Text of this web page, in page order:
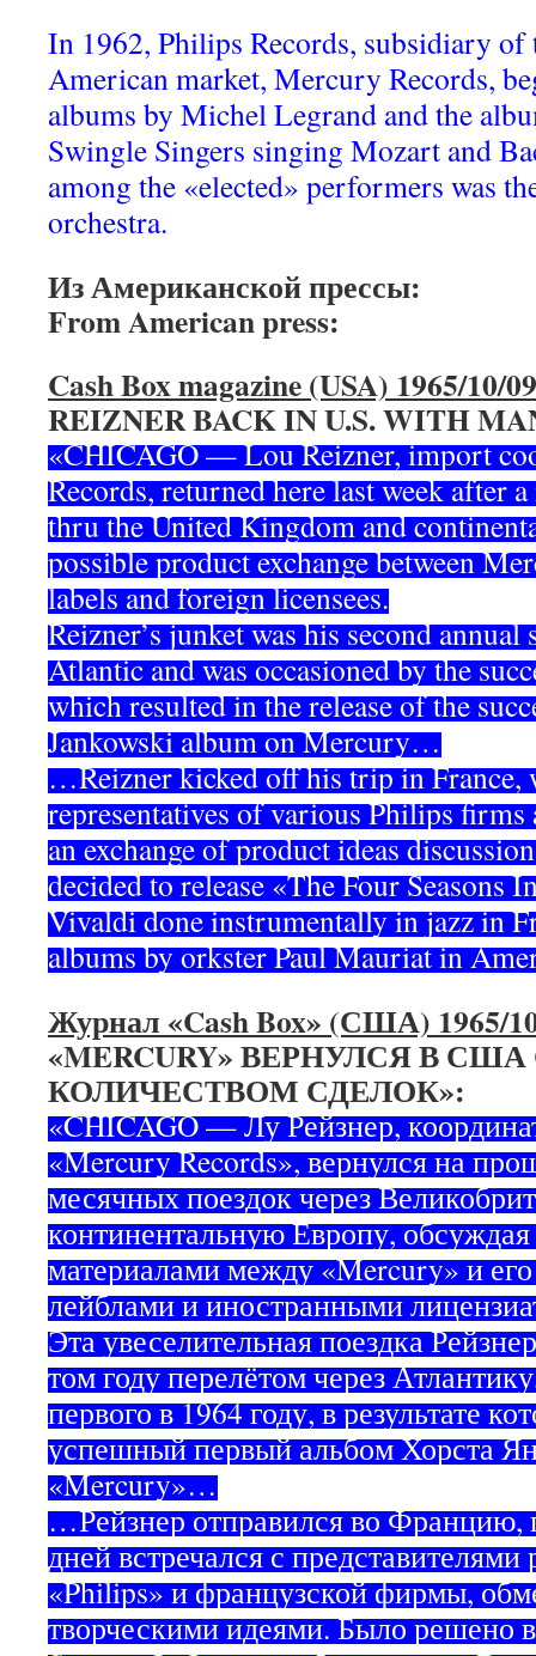
In 1962, Philips Records, subsidiary of
American market, Mercury Records,
albums by Michel Legrand and the
Swingle Singers singing Mozart and
among the «elected» performers was
orchestra.
Из Американской прессы:
From American press:
Cash Box magazine (USA) 1965/10/09
REIZNER BACK IN U.S. WITH
«CHICAGO — Lou Reizner, import
Records, returned here last week after
thru the United Kingdom and
possible product exchange between
labels and foreign licensees.
Reizner’s junket was his second annual
Atlantic and was occasioned by the
which resulted in the release of the
Jankowski album on Mercury…
…Reizner kicked off his trip in France,
representatives of various Philips
an exchange of product ideas
decided to release «The Four Seasons
Vivaldi done instrumentally in jazz in
albums by orkster Paul Mauriat in
Журнал «Cash Box» (США) 1965/
«MERCURY» ВЕРНУЛСЯ В
КОЛИЧЕСТВОМ СДЕЛОК»:
«CHICAGO — Лу Рейзнер,
«Mercury Records», вернулся на
месячных поездок через
континентальную Европу,
материалами между «Mercury» и
лейблами и иностранными
Эта увеселительная поездка
том году перелётом через
первого в 1964 году, в результате
успешный первый альбом Хорста
«Mercury»…
…Рейзнер отправился во Францию,
дней встречался с
«Philips» и французской фирмы,
творческими идеями. Было решено